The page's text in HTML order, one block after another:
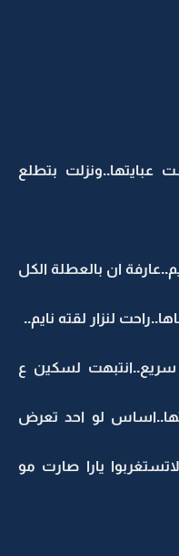
عبايتها..ونزلت بتطلع
ان بالعطلة الكل
لنزار لقته نايم..
لسكين ع
لو احد تعرض
يارا صارت مو